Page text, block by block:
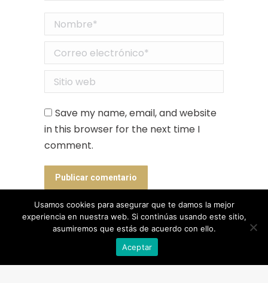
Nombre *
Correo electrónico *
Sitio web
Save my name, email, and website
in this browser for the next time I
comment.
Publicar comentario
Designed by Animation Graphics
POLÍTICA DE PRIVACIDAD |COOKIES |
Usamos cookies para asegurar que te damos la mejor
experiencia en nuestra web. Si continúas usando este sitio,
asumiremos que estás de acuerdo con ello.
Aceptar